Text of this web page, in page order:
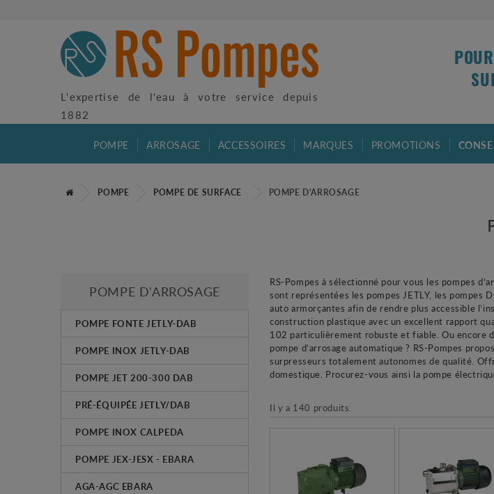
L'expertise de l'eau à votre service depuis
1882
POMPE ARROSAGE ACCESSOIRES MARQUES PROMOTIONS
POMPE POMPE DE SURFACE POMPE D'ARROSAGE
POMPE D'ARROSAGE
POMPE FONTE JETLY-DAB
POMPE INOX JETLY-DAB
POMPE JET 200-300 DAB
PRÉ-ÉQUIPÉE JETLY/DAB
POMPE INOX CALPEDA
POMPE JEX-JESX - EBARA
AGA-AGC EBARA
RS-Pompes à sélectionné pour vous les pompes
sont représentées les pompes JETLY, les pompes
auto armorçantes afin de rendre plus accessible
construction plastique avec un excellent rapport
102 particulièrement robuste et fiable. Ou encore
pompe d’arrosage automatique ? RS-Pompes
surpresseurs totalement autonomes de qualité.
domestique. Procurez-vous ainsi la pompe
Il y a 140 produits.